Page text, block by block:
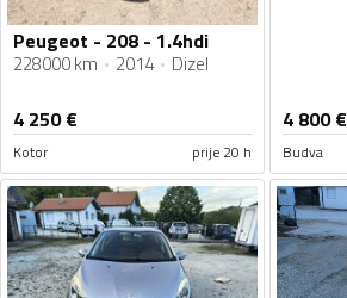
Peugeot - 208 - 1.4hdi
228000 km 2014 Dizel
4 250€
Kotor prije 20 h
4 800€
Budva